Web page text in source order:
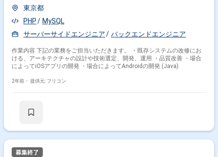
東京都
PHP
MySQL
サーバーサイドエンジニア
バックエンドエンジニア
作業内容 下記の業務をご担当いただきます。 ・既存システムの改修にお
ける、アーキテクチャの設計や技術選定、開発、運用 ・品質改善 ・場合
によってiOSアプリの開発 ・場合によってAndroidの開発 (Java)
2年前・ 提供元: フリコン